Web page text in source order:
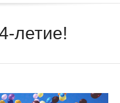
летие!